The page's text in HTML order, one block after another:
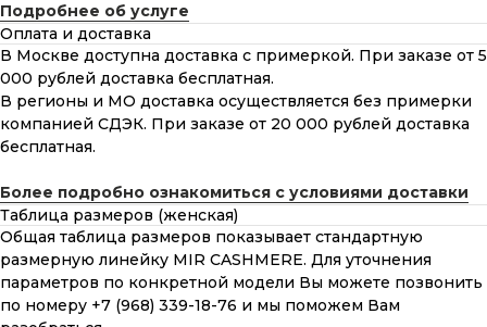
Подробнее об услуге
Оплата и доставка
В Москве доступна доставка с примеркой. При заказе от 5
000 рублей доставка бесплатная.
В регионы и МО доставка осуществляется без примерки
компанией СДЭК. При заказе от 20 000 рублей доставка
бесплатная.
Более подробно ознакомиться с условиями доставки
Таблица размеров (женская)
Общая таблица размеров показывает стандартную
размерную линейку MIR CASHMERE. Для уточнения
параметров по конкретной модели Вы можете позвонить
по номеру +7 (968) 339-18-76 и мы поможем Вам